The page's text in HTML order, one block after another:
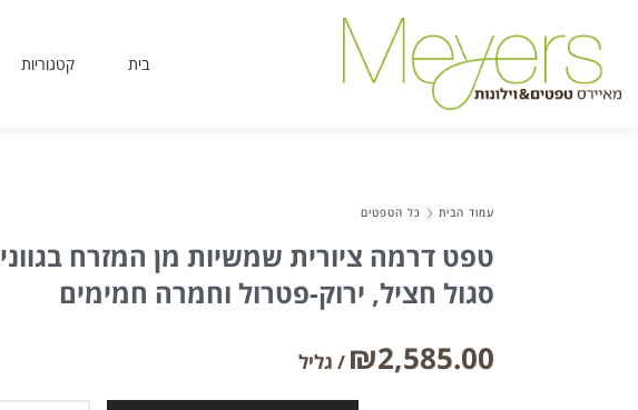
בית קטגוריות
עמוד הבית כל הטפטים
טפט דרמה ציורית שמשיות מן המזרח בגווני
סגול חציל, ירוק-פטרול וחמרה חמימים
₪2,585.00